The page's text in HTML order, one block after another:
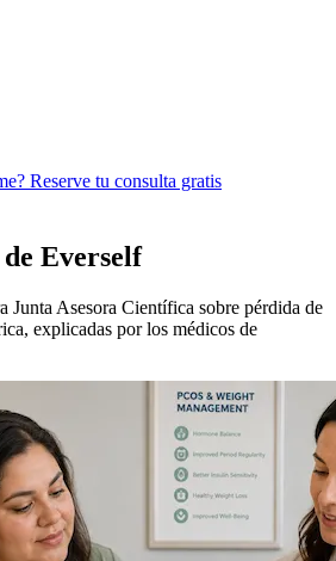
Reserve tu consulta gratis
Everself
Junta Asesora Científica sobre pérdida de
explicadas por los médicos de